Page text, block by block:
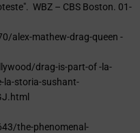
WBZ – CBS Boston. 01-
alex-mathew-drag-queen -
drag-is-part-of -la-
la-storia-sushant-
the-phenomenal-